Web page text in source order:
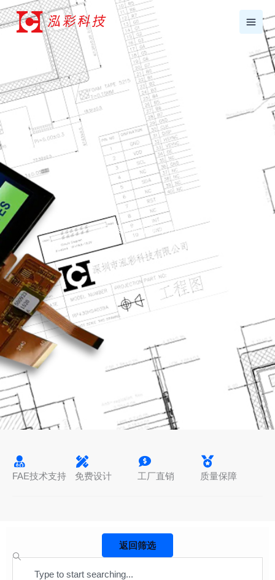
跳
至
7寸液晶显示屏条形
FAE技术支持 免费设计 工厂直销 质量保障
返回筛选